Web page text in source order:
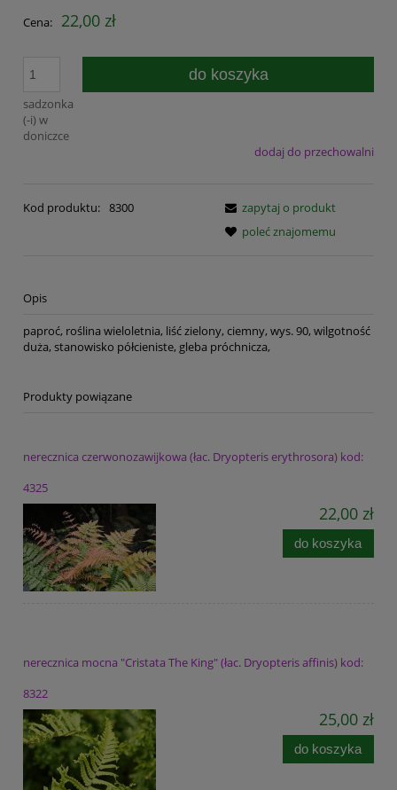
Cena: 22,00 zł
sadzonka
(-i) w
doniczce
do koszyka
dodaj do przechowalni
Kod produktu: 8300
zapytaj o produkt
poleć znajomemu
Opis
paproć, roślina wieloletnia, liść zielony, ciemny, wys. 90, wilgotność
duża, stanowisko półcieniste, gleba próchnicza,
Produkty powiązane
nerecznica czerwonozawijkowa (łac. Dryopteris erythrosora) kod:
4325
22,00 zł
do koszyka
nerecznica mocna "Cristata The King" (łac. Dryopteris affinis) kod:
8322
25,00 zł
do koszyka